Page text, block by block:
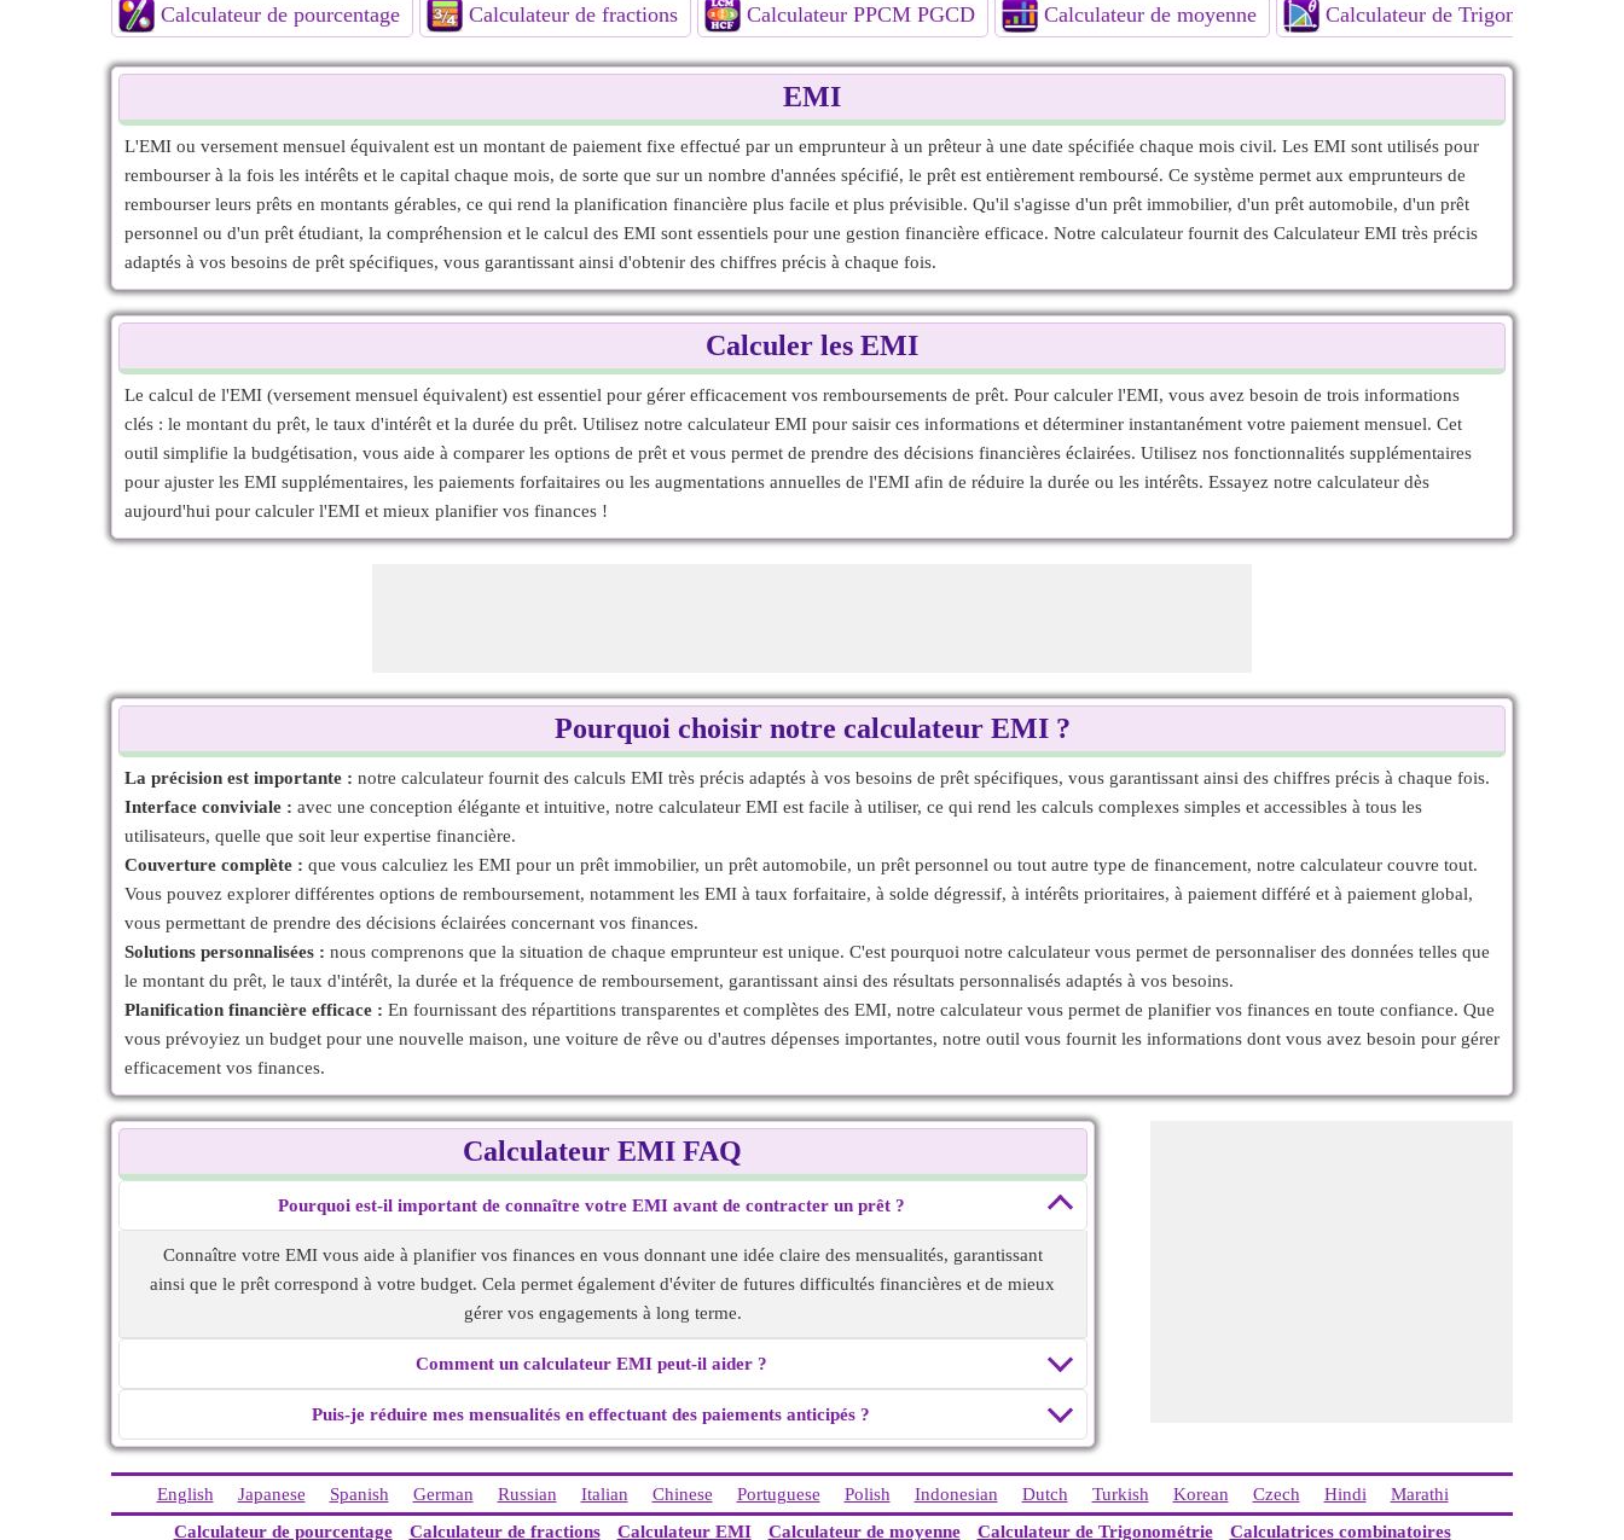
Calculateur de pourcentage Calculateur de fractions Calculateur PPCM PGCD Calculateur de moyenne Calculateur de Trigonométrie
EMI
L'EMI ou versement mensuel équivalent est un montant de paiement fixe effectué par un emprunteur à un prêteur à une date spécifiée chaque mois civil. Les EMI sont utilisés pour
rembourser à la fois les intérêts et le capital chaque mois, de sorte que sur un nombre d'années spécifié, le prêt est entièrement remboursé. Ce système permet aux emprunteurs de
rembourser leurs prêts en montants gérables, ce qui rend la planification financière plus facile et plus prévisible. Qu'il s'agisse d'un prêt immobilier, d'un prêt automobile, d'un prêt
personnel ou d'un prêt étudiant, la compréhension et le calcul des EMI sont essentiels pour une gestion financière efficace. Notre calculateur fournit des Calculateur EMI très précis
adaptés à vos besoins de prêt spécifiques, vous garantissant ainsi d'obtenir des chiffres précis à chaque fois.
Calculer les EMI
Le calcul de l'EMI (versement mensuel équivalent) est essentiel pour gérer efficacement vos remboursements de prêt. Pour calculer l'EMI, vous avez besoin de trois informations
clés : le montant du prêt, le taux d'intérêt et la durée du prêt. Utilisez notre calculateur EMI pour saisir ces informations et déterminer instantanément votre paiement mensuel. Cet
outil simplifie la budgétisation, vous aide à comparer les options de prêt et vous permet de prendre des décisions financières éclairées. Utilisez nos fonctionnalités supplémentaires
pour ajuster les EMI supplémentaires, les paiements forfaitaires ou les augmentations annuelles de l'EMI afin de réduire la durée ou les intérêts. Essayez notre calculateur dès
aujourd'hui pour calculer l'EMI et mieux planifier vos finances !
Pourquoi choisir notre calculateur EMI ?
La précision est importante : notre calculateur fournit des calculs EMI très précis adaptés à vos besoins de prêt spécifiques, vous garantissant ainsi des chiffres précis à chaque fois.
Interface conviviale : avec une conception élégante et intuitive, notre calculateur EMI est facile à utiliser, ce qui rend les calculs complexes simples et accessibles à tous les
utilisateurs, quelle que soit leur expertise financière.
Couverture complète : que vous calculiez les EMI pour un prêt immobilier, un prêt automobile, un prêt personnel ou tout autre type de financement, notre calculateur couvre tout.
Vous pouvez explorer différentes options de remboursement, notamment les EMI à taux forfaitaire, à solde dégressif, à intérêts prioritaires, à paiement différé et à paiement global,
vous permettant de prendre des décisions éclairées concernant vos finances.
Solutions personnalisées : nous comprenons que la situation de chaque emprunteur est unique. C'est pourquoi notre calculateur vous permet de personnaliser des données telles que
le montant du prêt, le taux d'intérêt, la durée et la fréquence de remboursement, garantissant ainsi des résultats personnalisés adaptés à vos besoins.
Planification financière efficace : En fournissant des répartitions transparentes et complètes des EMI, notre calculateur vous permet de planifier vos finances en toute confiance. Que
vous prévoyiez un budget pour une nouvelle maison, une voiture de rêve ou d'autres dépenses importantes, notre outil vous fournit les informations dont vous avez besoin pour gérer
efficacement vos finances.
Calculateur EMI FAQ
Pourquoi est-il important de connaître votre EMI avant de contracter un prêt ?
Connaître votre EMI vous aide à planifier vos finances en vous donnant une idée claire des mensualités, garantissant
ainsi que le prêt correspond à votre budget. Cela permet également d'éviter de futures difficultés financières et de mieux
gérer vos engagements à long terme.
Comment un calculateur EMI peut-il aider ?
Puis-je réduire mes mensualités en effectuant des paiements anticipés ?
English Japanese Spanish German Russian Italian Chinese Portuguese Polish Indonesian Dutch Turkish Korean Czech Hindi
Marathi
Calculateur de pourcentage
Calculateur de fractions Calculateur EMI Calculateur de moyenne Calculateur de Trigonométrie Calculatrices combinatoires